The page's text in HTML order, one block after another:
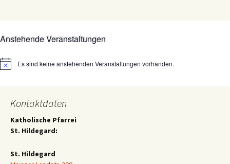
Anstehende Veranstaltungen
HinweisEs sind keine anstehenden Veranstaltungen vorhanden.
Kontaktdaten
Katholische Pfarrei
St. Hildegard:
St. Hildegard